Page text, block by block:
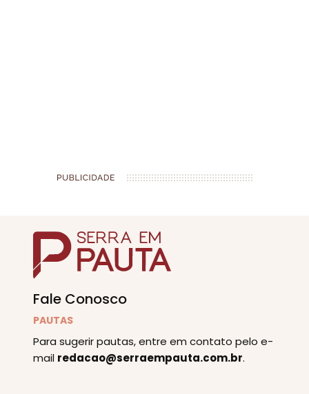
Fale Conosco
PAUTAS
Para sugerir pautas, entre em contato pelo e-
mail redacao@serraempauta.com.br.